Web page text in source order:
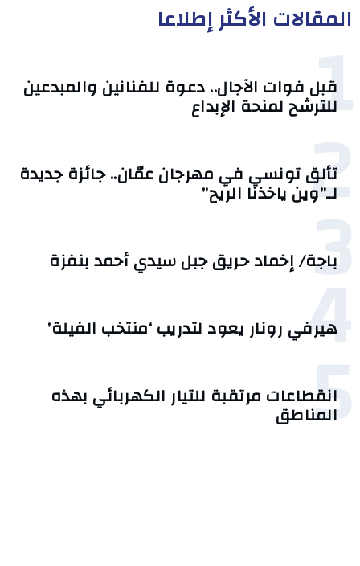
المقالات الأكثر إطلاعا
1
قبل فوات الآجال.. دعوة للفنانين والمبدعين
للترشح لمنحة الإبداع
2
تألق تونسي في مهرجان عمّان.. جائزة جديدة
لـ”وين ياخذنا الريح”
3
باجة/ إخماد حريق جبل سيدي أحمد بنفزة
4
هيرفي رونار يعود لتدريب ‘منتخب الفيلة’
5
انقطاعات مرتقبة للتيار الكهربائي بهذه
المناطق